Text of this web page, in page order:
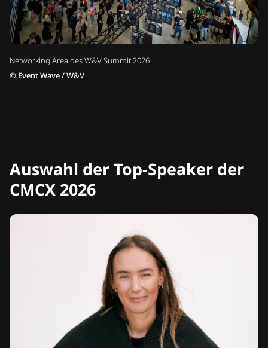
Networking Area des W&V Summit 2026
© Event Wave / W&V
Auswahl der Top-Speaker der
CMCX 2026